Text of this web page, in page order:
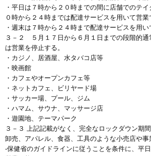
・平日は７時から２０時までの間に店舗でのテ
０時から２４時までは配達サービスを用いて営業
・週末は７時から２４時まで配達サービスを用
３－２ ５月１７日から６月１日までの段階的通
は営業を停止する。
・カジノ、居酒屋、水タバコ店等
・映画館
・カフェやオープンカフェ等
・ネットカフェ、ビリヤード場
・サッカー場、プール、ジム
・ハマム、サウナ、マッサージ店
・遊園地、テーマパーク
３－３ 上記記載がなく、完全なロックダウン期
卸売、アパレル、食器、工具のような小売店や事
-保健省のガイドラインに従うことを条件に、平